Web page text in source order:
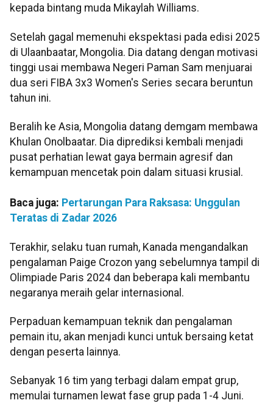
kepada bintang muda Mikaylah Williams.
Setelah gagal memenuhi ekspektasi pada edisi 2025
di Ulaanbaatar, Mongolia. Dia datang dengan motivasi
tinggi usai membawa Negeri Paman Sam menjuarai
dua seri FIBA 3x3 Women's Series secara beruntun
tahun ini.
Beralih ke Asia, Mongolia datang demgam membawa
Khulan Onolbaatar. Dia diprediksi kembali menjadi
pusat perhatian lewat gaya bermain agresif dan
kemampuan mencetak poin dalam situasi krusial.
Baca juga: Pertarungan Para Raksasa: Unggulan
Teratas di Zadar 2026
Terakhir, selaku tuan rumah, Kanada mengandalkan
pengalaman Paige Crozon yang sebelumnya tampil di
Olimpiade Paris 2024 dan beberapa kali membantu
negaranya meraih gelar internasional.
Perpaduan kemampuan teknik dan pengalaman
pemain itu, akan menjadi kunci untuk bersaing ketat
dengan peserta lainnya.
Sebanyak 16 tim yang terbagi dalam empat grup,
memulai turnamen lewat fase grup pada 1-4 Juni.